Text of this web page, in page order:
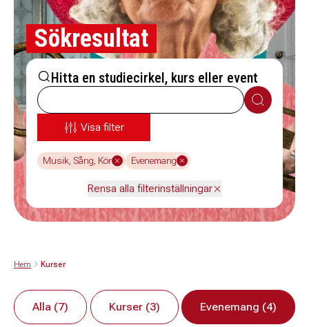
Sökresultat
Hitta en studiecirkel, kurs eller event
Sök
Visa filter
Musik, Sång, Kör Evenemang
Rensa alla filterinställningar
Hem Kurser
Alla (7) Kurser (3) Evenemang (4)